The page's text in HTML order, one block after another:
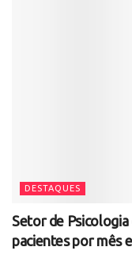
DESTAQUES
Setor de
pacientes por mês